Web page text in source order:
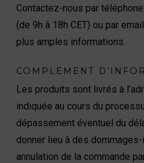
Contactez-nous par
(de 9h à 18h CET) ou par
plus amples informations.
COMPLEMENT
Les produits sont livrés à
indiquée au cours du
dépassement éventuel du
donner lieu à des
annulation de la commande